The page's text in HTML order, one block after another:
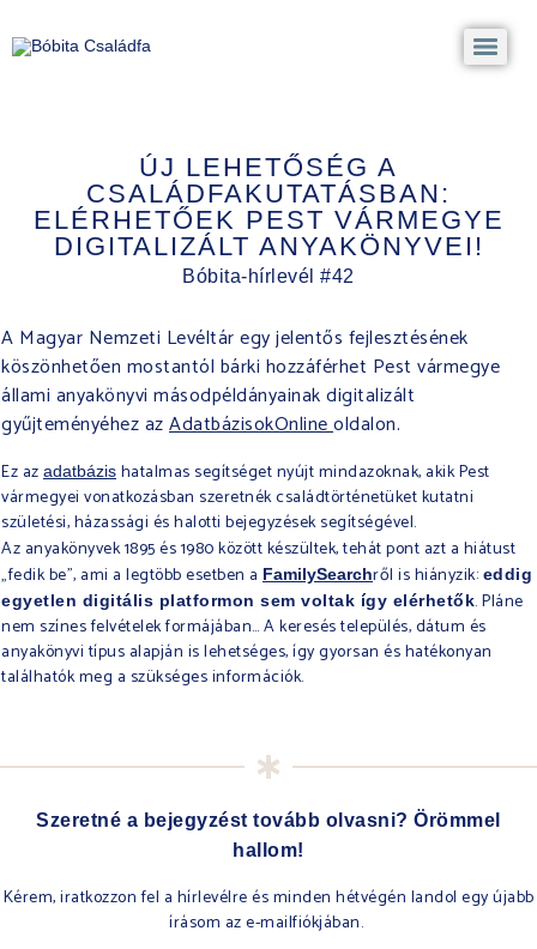
ÚJ LEHETŐSÉG A
CSALÁDFAKUTATÁSBAN:
ELÉRHETŐEK PEST VÁRMEGYE
DIGITALIZÁLT ANYAKÖNYVEI!
Bóbita-hírlevél #42
A Magyar Nemzeti Levéltáregy jelentős fejlesztésének
köszönhetően mostantól bárki hozzáférhet Pest vármegye
állami anyakönyvi másodpéldányainak digitalizált
gyűjteményéhez azAdatbázisokOnlineoldalon.
Ez az adatbázis hatalmas segítséget nyújt mindazoknak, akik Pest
vármegyei vonatkozásban szeretnék családtörténetüket kutatni
születési, házassági és halotti bejegyzések segítségével.
Az anyakönyvek 1895 és 1980 között készültek, tehát pont azt a hiátust
„fedik be”, ami a legtöbb esetben a FamilySearchről is hiányzik: eddig
egyetlen digitális platformon sem voltak így elérhetők. Pláne
nem színes felvételek formájában… A keresés település, dátum és
anyakönyvi típus alapján is lehetséges, így gyorsan és hatékonyan
találhatók meg a szükséges információk.
Szeretné a bejegyzést tovább olvasni? Örömmel
hallom!
Kérem, iratkozzon fel a hírlevélre és minden hétvégén landol egy újabb
írásom az e-mailfiókjában.